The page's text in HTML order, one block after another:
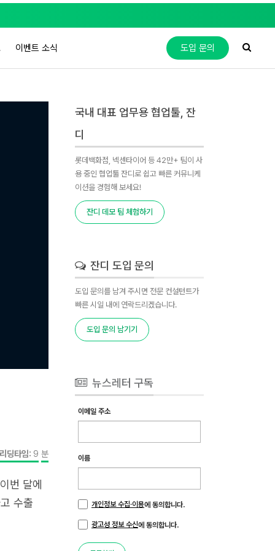
도입 문의
이벤트 소식
딩타임: 9 분
번 달에
수출
국내 대표 업무용 협업툴, 잔
디
롯데백화점, 넥센타이어 등 42만+ 팀이 사
용 중인 협업툴 잔디로 쉽고 빠른 커뮤니케
이션을 경험해 보세요!
잔디 데모 팀 체험하기
잔디 도입 문의
도입 문의를 남겨 주시면 전문 컨설턴트가
빠른 시일 내에 연락드리겠습니다.
도입 문의 남기기
뉴스레터 구독
이메일 주소
이름
개인정보 수집·이용에 동의합니다.
광고성 정보 수신에 동의합니다.